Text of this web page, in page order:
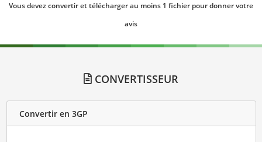
Vous devez convertir et télécharger au moins 1 fichier pour donner votre
avis
CONVERTISSEUR
Convertir en 3GP